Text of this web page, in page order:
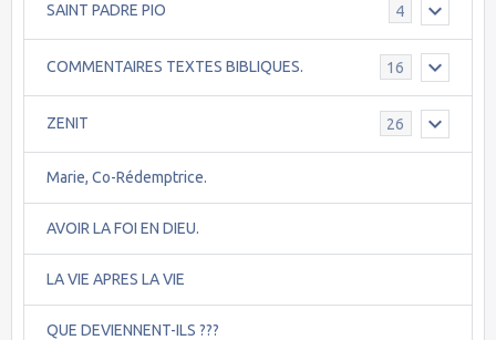
SAINT PADRE PIO 4
COMMENTAIRES TEXTES BIBLIQUES. 16
ZENIT 26
Marie, Co-Rédemptrice.
AVOIR LA FOI EN DIEU.
LA VIE APRES LA VIE
QUE DEVIENNENT-ILS ???